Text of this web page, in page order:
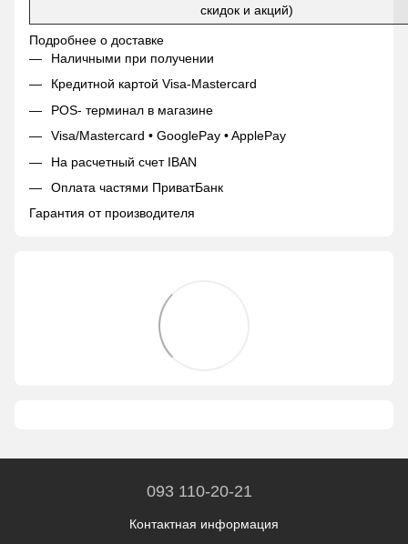
скидок и акций)
Подробнее о доставке
Наличными при получении
Кредитной картой Visa-Mastercard
POS- терминал в магазине
Visa/Mastercard • GooglePay • ApplePay
На расчетный счет IBAN
Оплата частями ПриватБанк
Гарантия от производителя
093 110-20-21
Контактная информация